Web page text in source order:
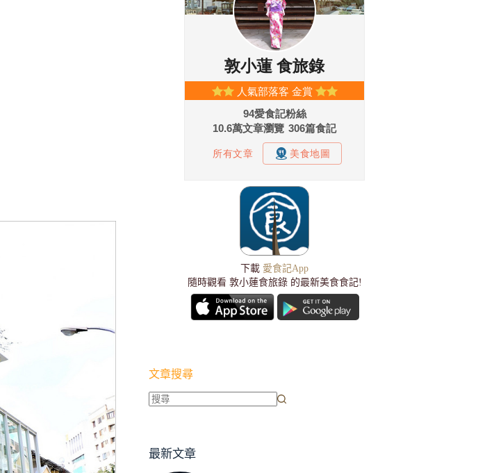
下載 愛食記App
隨時觀看 敦小蓮食旅錄 的最新美食食記!
文章搜尋
到
最新文章